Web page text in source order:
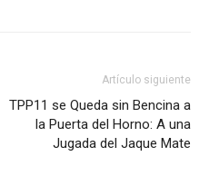
Artículo siguiente
TPP11 se Queda sin Bencina a
la Puerta del Horno: A una
Jugada del Jaque Mate